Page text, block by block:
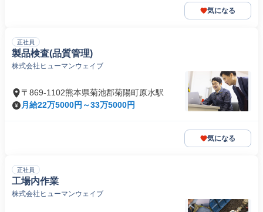
気になる
正社員
製品検査(品質管理)
株式会社ヒューマンウェイブ
〒869-1102熊本県菊池郡菊陽町原水駅
月給22万5000円～33万5000円
気になる
正社員
工場内作業
株式会社ヒューマンウェイブ